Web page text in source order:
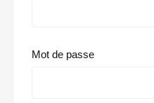
Mot de passe